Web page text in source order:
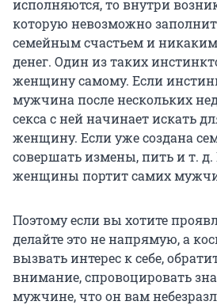
исполняются, то внутри
которую невозможно
семейным счастьем и
денег. Один из таких
женщину самому. Если
мужчина после нескольких
секса с ней начинает искать
женщину. Если уже создана
совершать измены, пить и т.
женщины портит самих
Поэтому если вы хотите
делайте это не напрямую, а
вызвать интерес к себе,
внимание, спровоцировать
мужчине, что он вам